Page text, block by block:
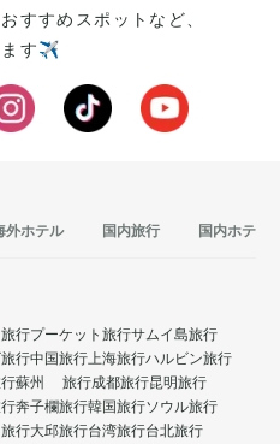
すすめスポットなど、
ます✈️
外ホテル 国内旅行 国内ホテル
行プーケット旅行サムイ島旅行
行中国旅行上海旅行ハルビン旅行
蘇州 旅行成都旅行昆明旅行
奔子欄旅行韓国旅行ソウル旅行
行大邱旅行台湾旅行台北旅行